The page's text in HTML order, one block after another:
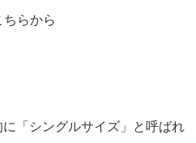
らから
に「シングルサイズ」と呼ばれ